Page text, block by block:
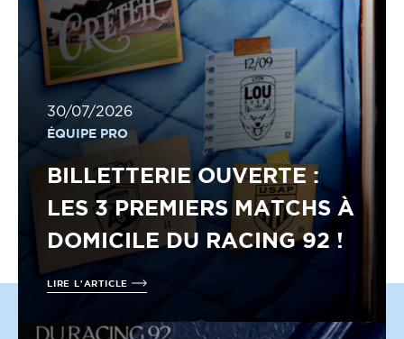
30/07/2026
ÉQUIPE PRO
BILLETTERIE OUVERTE :
LES 3 PREMIERS MATCHS À
DOMICILE DU RACING 92 !
LIRE L'ARTICLE